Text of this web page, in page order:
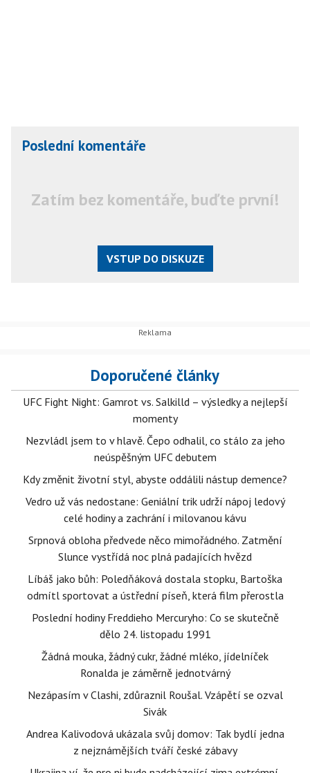
Poslední komentáře
Zatím bez komentáře, buďte první!
VSTUP DO DISKUZE
Doporučené články
UFC Fight Night: Gamrot vs. Salkilld – výsledky a nejlepší
momenty
Nezvládl jsem to v hlavě. Čepo odhalil, co stálo za jeho
neúspěšným UFC debutem
Kdy změnit životní styl, abyste oddálili nástup demence?
Vedro už vás nedostane: Geniální trik udrží nápoj ledový
celé hodiny a zachrání i milovanou kávu
Srpnová obloha předvede něco mimořádného. Zatmění
Slunce vystřídá noc plná padajících hvězd
Líbáš jako bůh: Poledňáková dostala stopku, Bartoška
odmítl sportovat a ústřední píseň, která film přerostla
Poslední hodiny Freddieho Mercuryho: Co se skutečně
dělo 24. listopadu 1991
Žádná mouka, žádný cukr, žádné mléko, jídelníček
Ronalda je záměrně jednotvárný
Nezápasím v Clashi, zdůraznil Roušal. Vzápětí se ozval
Sivák
Andrea Kalivodová ukázala svůj domov: Tak bydlí jedna
z nejznámějších tváří české zábavy